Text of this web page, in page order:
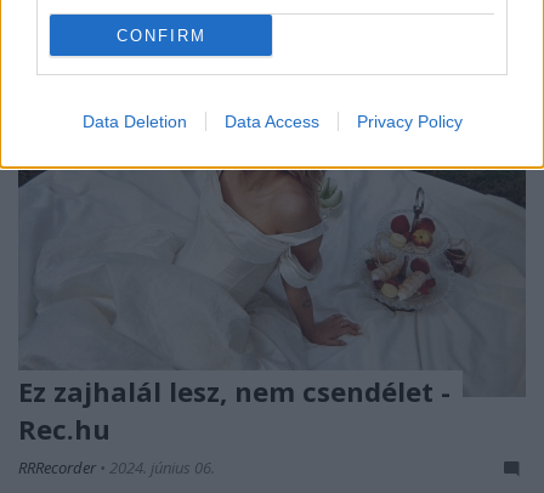
CONFIRM
Data Deletion Data Access Privacy Policy
Ez zajhalál lesz, nem csendélet -
Rec.hu
RRRecorder • 2024. június 06.